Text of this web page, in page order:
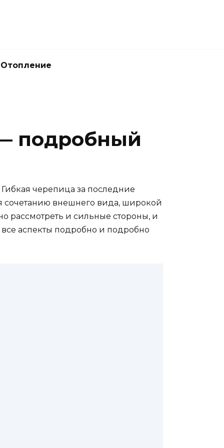
Отопление
подробный
черепица за последние
сочетанию внешнего вида, широкой
рассмотреть и сильные стороны, и
аспекты подробно и подробно